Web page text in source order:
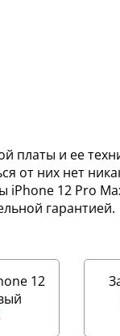
платы и ее
от них нет
12 Pro
гарантией.
12